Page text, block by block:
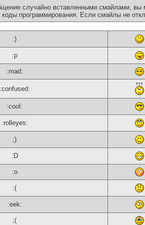
случайно вставленными смайлами,
коды программирования. Если смайлы не
:)
:p
:mad:
:confused:
:cool:
:rolleyes:
;)
:D
:o
:(
:eek:
;(